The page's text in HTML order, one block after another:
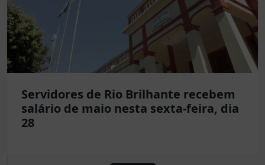
Servidores de Rio Brilhante recebem
salário de maio nesta sexta-feira, dia
28